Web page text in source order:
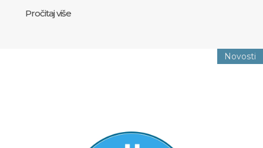
Pročitaj više
Novosti